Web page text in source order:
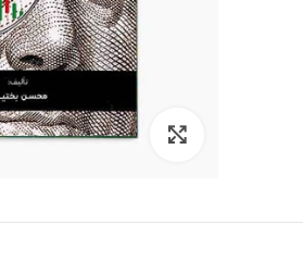
برای بزرگنمایی کلیک